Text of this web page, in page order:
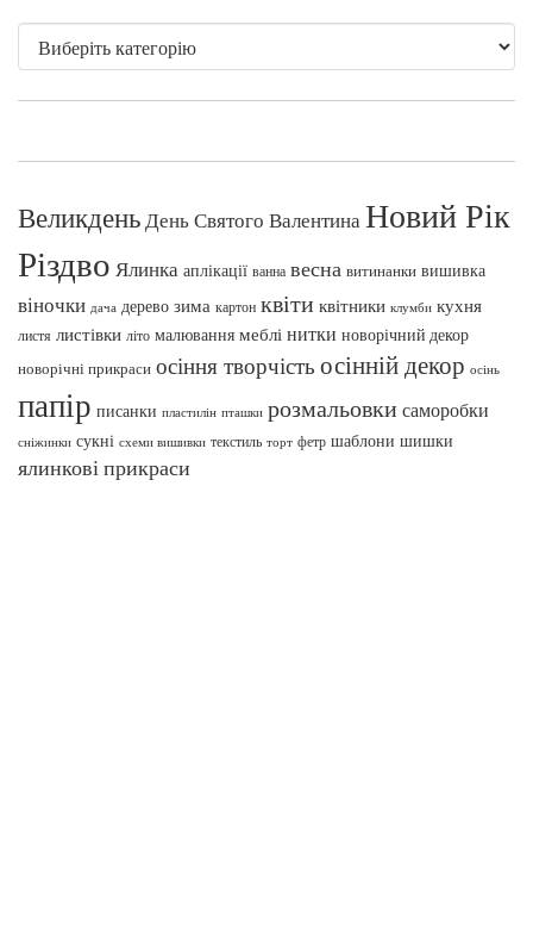
ВеликденьДень Святого ВалентинаНовий Рік
Різдво Ялинка аплікації ванна весна витинанки вишивка
віночки дача дерево зима картон квіти квітники клумби кухня
листя листівки літо малювання меблі нитки новорічний декор
новорічні прикраси осіння творчість осінній декор осінь
папір писанки пластилін пташки розмальовки саморобки
сніжинки сукні схеми вишивки текстиль торт фетр шаблони шишки
ялинкові прикраси